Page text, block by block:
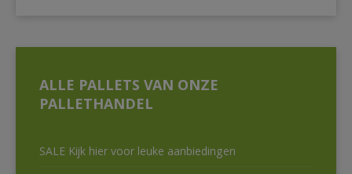
ALLE PALLETS VAN ONZE
PALLETHANDEL
SALE Kijk hier voor leuke aanbiedingen